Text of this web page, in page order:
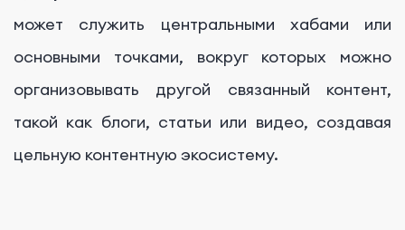
может служить центральными хабами или
основными точками, вокруг которых можно
организовывать другой связанный контент,
такой как блоги, статьи или видео, создавая
цельную контентную экосистему.